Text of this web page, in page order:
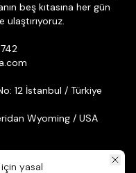
yasal
beş kıtasına her gün
12 İstanbul / Türkiye
Wyoming / USA